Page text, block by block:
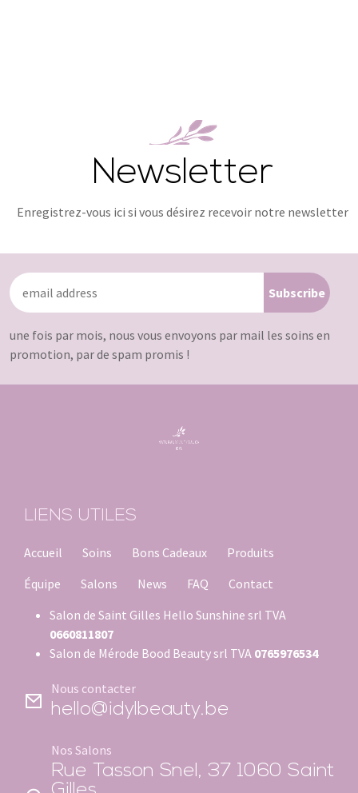
Newsletter
Enregistrez-vous ici si vous désirez recevoir notre newsletter
une fois par mois, nous vous envoyons par mail les soins en
promotion, par de spam promis !
LIENS UTILES
Accueil Soins Bons Cadeaux
Produits
Équipe
Salons News FAQ
Contact
Salon de Saint Gilles Hello Sunshine srl TVA
0660811807
Salon de Mérode Bood Beauty srl TVA 0765976534
Nous contacter
hello@idylbeauty.be
Nos Salons
Rue Tasson Snel, 37 1060 Saint